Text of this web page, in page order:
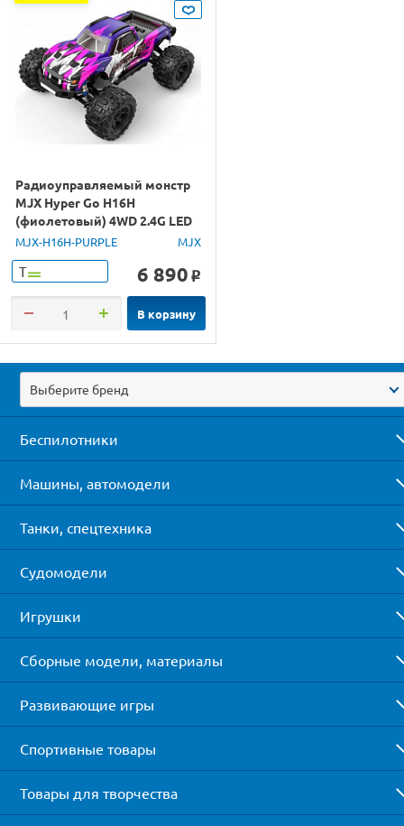
Радиоуправляемый монстр
MJX Hyper Go H16H
(фиолетовый) 4WD 2.4G LED
GPS 1/16 RTR
MJX-H16H-PURPLE MJX
Т 6 890 o
В корзину
Выберите бренд
Беспилотники
Машины, автомодели
Танки, спецтехника
Судомодели
Игрушки
Сборные модели, материалы
Развивающие игры
Спортивные товары
Товары для творчества